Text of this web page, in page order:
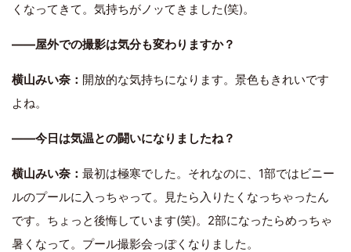
くなってきて。気持ちがノッてきました(笑)。
――屋外での撮影は気分も変わりますか？
横山みい奈： 開放的な気持ちになります。景色もきれいです
よね。
――今日は気温との闘いになりましたね？
横山みい奈： 最初は極寒でした。それなのに、1部ではビニー
ルのプールに入っちゃって。見たら入りたくなっちゃったん
です。ちょっと後悔しています(笑)。2部になったらめっちゃ
暑くなって。プール撮影会っぽくなりました。